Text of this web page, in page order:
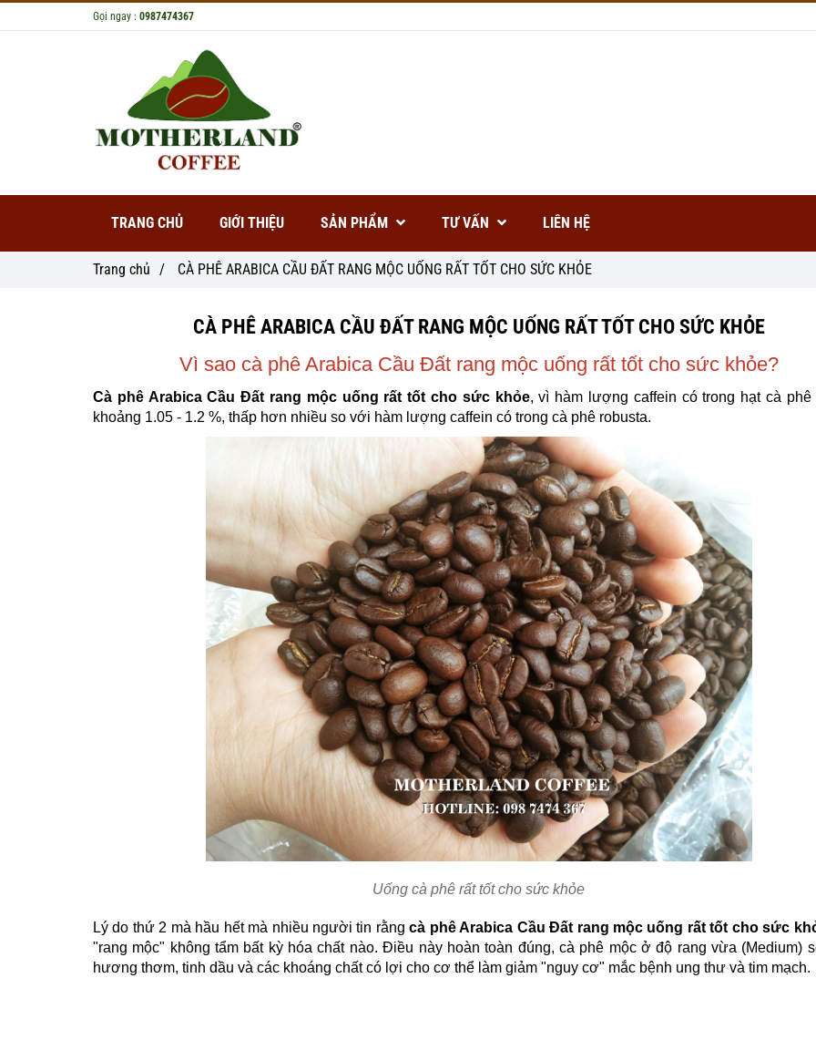
CÀ PHÊ ARABICA CẦU ĐẤT RANG MỘC UỐNG RẤT TỐT CHO SỨC KHỎE
Vì sao cà phê Arabica Cầu Đất rang mộc uống rất tốt cho sức khỏe?
Cà phê Arabica Cầu Đất rang mộc uống rất tốt cho sức khỏe, vì hàm lượng caffein có trong hạt cà phê
khoảng 1.05 - 1.2 %, thấp hơn nhiều so với hàm lượng caffein có trong cà phê robusta.
Uống cà phê rất tốt cho sức khỏe
Lý do thứ 2 mà hầu hết mà nhiều người tin rằng cà phê Arabica Cầu Đất rang mộc uống rất tốt cho sức
"rang mộc" không tẩm bất kỳ hóa chất nào. Điều này hoàn toàn đúng, cà phê mộc ở độ rang vừa (Medium)
hương thơm, tinh dầu và các khoáng chất có lợi cho cơ thể làm giảm "nguy cơ" mắc bệnh ung thư và tim mạch.
Trang chủ / CÀ PHÊ ARABICA CẦU ĐẤT RANG MỘC UỐNG RẤT TỐT CHO SỨC KHỎE
Gọi ngay : 0987474367
TRANG CHỦ GIỚI THIỆU SẢN PHẨM TƯ VẤN LIÊN HỆ